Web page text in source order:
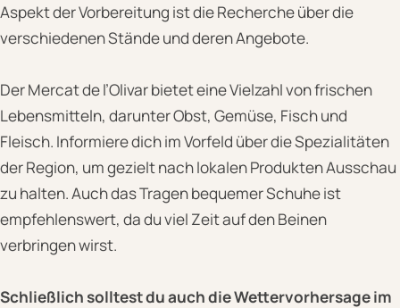
Aspekt der Vorbereitung ist die Recherche über die
verschiedenen Stände und deren Angebote.
Der Mercat de l’Olivar bietet eine Vielzahl von frischen
Lebensmitteln, darunter Obst, Gemüse, Fisch und
Fleisch. Informiere dich im Vorfeld über die Spezialitäten
der Region, um gezielt nach lokalen Produkten Ausschau
zu halten. Auch das Tragen bequemer Schuhe ist
empfehlenswert, da du viel Zeit auf den Beinen
verbringen wirst.
Schließlich solltest du auch die Wettervorhersage im